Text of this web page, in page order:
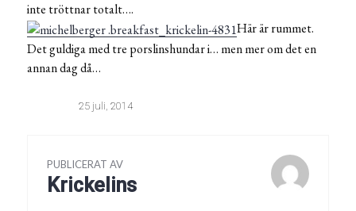
inte tröttnar totalt….
Här är rummet.
Det guldiga med tre porslinshundar i… men mer om det en
annan dag då…
25 juli, 2014
PUBLICERAT AV
Krickelins